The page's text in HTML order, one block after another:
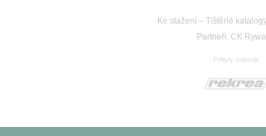
Ke stažení – Tištěné
Partneři: CK Rywal
Pobyty realizuje